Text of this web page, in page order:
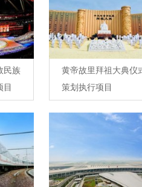
民族
目
黄帝故里拜祖大典仪
策划执行项目